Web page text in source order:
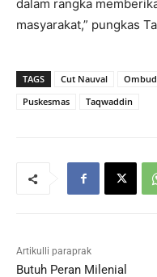
dalam rangka
masyarakat,” pungkas
TAGS Cut Nauval
Puskesmas
Taqwaddin
Artikulli paraprak
Butuh Peran Milenial